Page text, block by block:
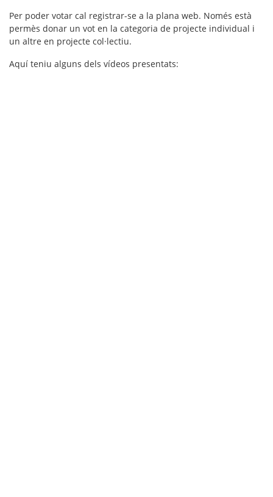
Per poder votar cal registrar-se a la plana web. Només està
permès donar un vot en la categoria de projecte individual i
un altre en projecte col·lectiu.
Aquí teniu alguns dels vídeos presentats: